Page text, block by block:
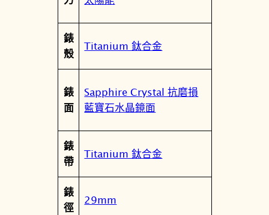
7
5
L
數
量
錶
殼
Titanium 鈦合金
錶
面
Sapphire Crystal 抗磨損
藍寶石水晶鏡面
錶
帶
Titanium 鈦合金
錶
徑
29mm